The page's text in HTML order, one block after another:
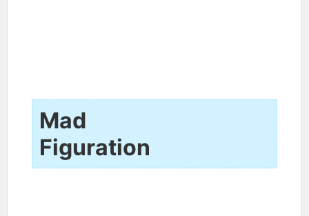
Mad
Figuration